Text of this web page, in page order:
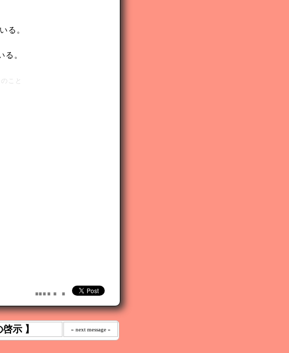
る。
る。
こと
≡ ≡ ≡ ≡ ≡ ≡
示 】 » next message »